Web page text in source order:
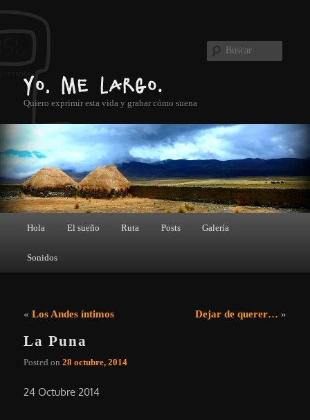
Yo, me largo.
Quiero exprimir esta vida y grabar cómo suena
Buscar
Hola
El sueño Ruta Posts Galería
Sonidos
Navegación de entradas
«Los Andes íntimos Dejar de querer… »
La Puna
Posted on28 octubre, 2014
24 Octubre 2014